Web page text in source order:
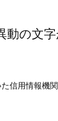
動の文
信用情報機